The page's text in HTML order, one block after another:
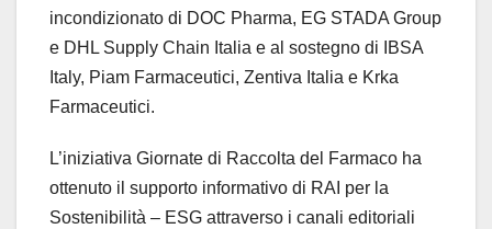
incondizionato di DOC Pharma, EG STADA Group
e DHL Supply Chain Italia e al sostegno di IBSA
Italy, Piam Farmaceutici, Zentiva Italia e Krka
Farmaceutici.
L’iniziativa Giornate di Raccolta del Farmaco ha
ottenuto il supporto informativo di RAI per la
Sostenibilità – ESG attraverso i canali editoriali